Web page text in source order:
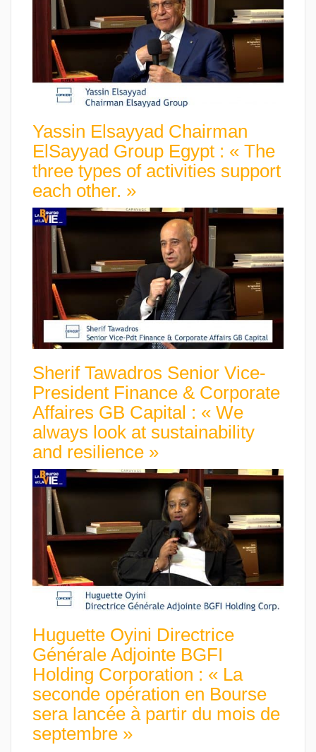
Yassin Elsayyad Chairman
ElSayyad Group Egypt : « The
three types of activities support
each other. »
Sherif Tawadros Senior Vice-
President Finance & Corporate
Affaires GB Capital : « We
always look at sustainability
and resilience »
Huguette Oyini Directrice
Générale Adjointe BGFI
Holding Corporation : « La
seconde opération en Bourse
sera lancée à partir du mois de
septembre »